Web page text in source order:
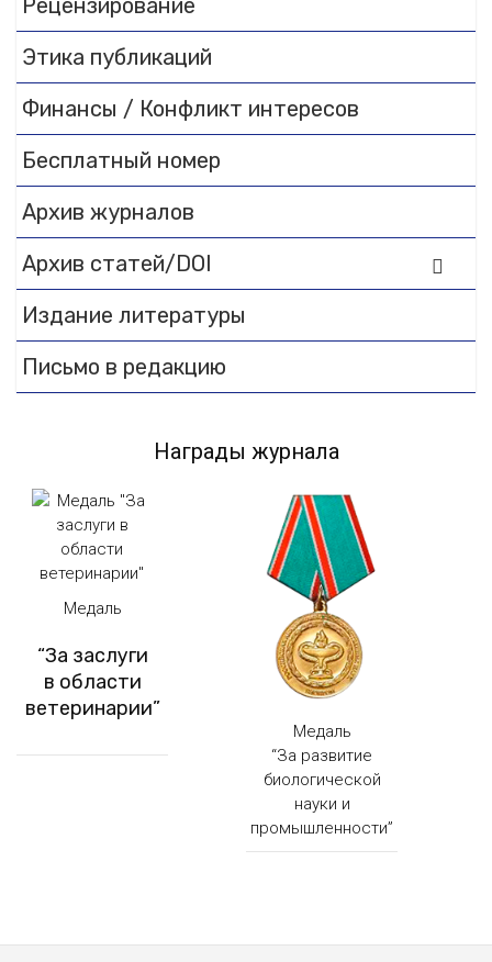
documentation.
Рецензирование
Этика публикаций
Финансы / Конфликт интересов
Бесплатный номер
Архив журналов
Архив статей/DOI
Издание литературы
Письмо в редакцию
Награды журнала
Медаль
“За заслуги
в области
ветеринарии”
Медаль
“За развитие
биологической
науки и
промышленности”